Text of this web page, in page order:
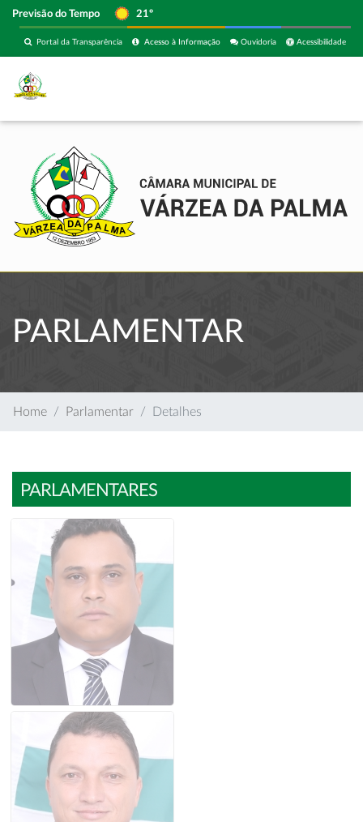
Previsão do Tempo 21º
Acessibilidade
Ouvidoria
Acesso à Informação
Portal da Transparência
PARLAMENTAR
Home Parlamentar Detalhes
PARLAMENTARES